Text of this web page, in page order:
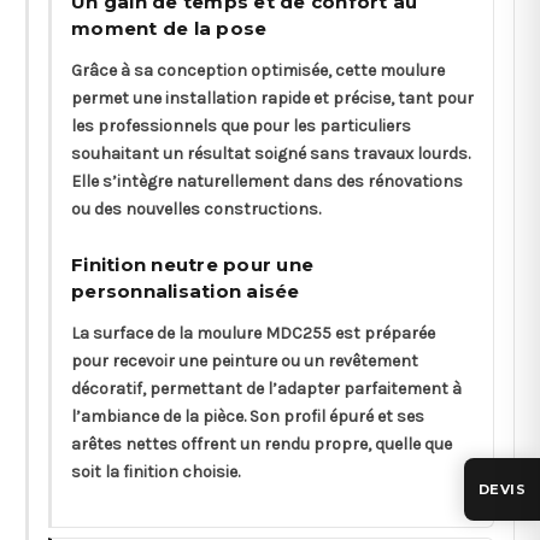
moment de la pose
Grâce à sa conception optimisée, cette moulure
permet une installation rapide et précise, tant pour
les professionnels que pour les particuliers
souhaitant un résultat soigné sans travaux lourds.
Elle s’intègre naturellement dans des rénovations
ou des nouvelles constructions.
Finition neutre pour une
personnalisation aisée
La surface de la moulure MDC255 est préparée
pour recevoir une peinture ou un revêtement
décoratif, permettant de l’adapter parfaitement à
l’ambiance de la pièce. Son profil épuré et ses
arêtes nettes offrent un rendu propre, quelle que
soit la finition choisie.
DEVIS